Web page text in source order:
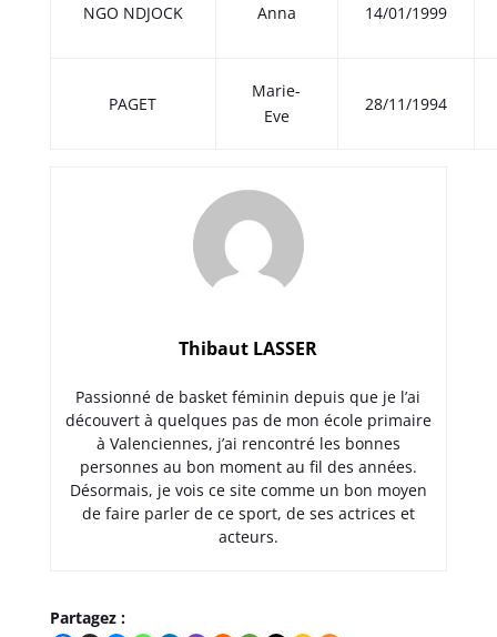
NGO NDJOCK Anna 14/01/1999
PAGET
Marie-
Eve
28/11/1994
Thibaut LASSER
Passionné de basket féminin depuis que je l’ai
découvert à quelques pas de mon école primaire
à Valenciennes, j’ai rencontré les bonnes
personnes au bon moment au fil des années.
Désormais, je vois ce site comme un bon moyen
de faire parler de ce sport, de ses actrices et
acteurs.
Partagez :